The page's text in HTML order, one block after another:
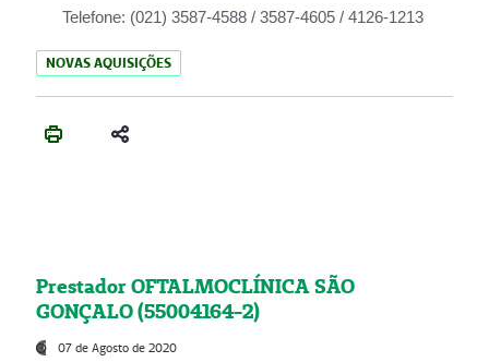
Telefone: (021) 3587-4588 / 3587-4605 / 4126-1213
NOVAS AQUISIÇÕES
Prestador OFTALMOCLÍNICA SÃO
GONÇALO (55004164-2)
07 de Agosto de 2020